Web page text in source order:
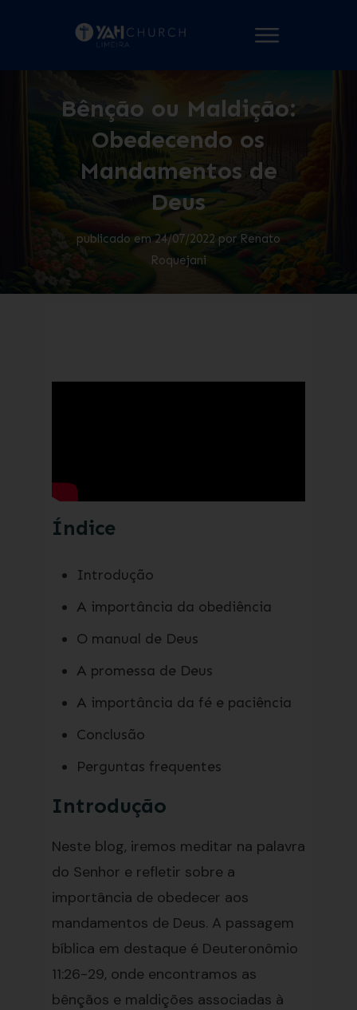
Bênção ou Maldição:
Obedecendo os
Mandamentos de
Deus
publicado em 24/07/2022 por Renato
Roquejani
Índice
Introdução
A importância da obediência
O manual de Deus
A promessa de Deus
A importância da fé e paciência
Conclusão
Perguntas frequentes
Introdução
Neste blog, iremos meditar na palavra
do Senhor e refletir sobre a
importância de obedecer aos
mandamentos de Deus. A passagem
bíblica em destaque é Deuteronômio
11:26-29, onde encontramos as
bênçãos e maldições associadas à